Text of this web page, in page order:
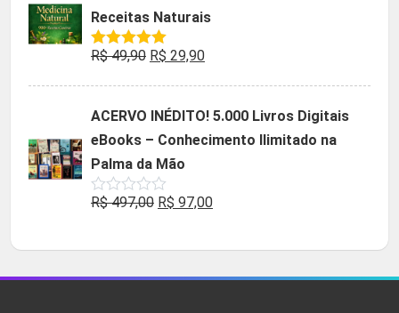
era:
R$ 85,90.
é:
R$ 9,90.
Receitas Naturais
Avaliação
R$49,90 O
era:
R$ 49,90.
R$ 29,90O
é:
R$ 29,90.
ACERVO INÉDITO! 5.000 Livros Digitais
eBooks – Conhecimento Ilimitado na
Palma da Mão
Avaliação
5
R$497,00 O
original
era:
R$ 97,00O
atual
é: